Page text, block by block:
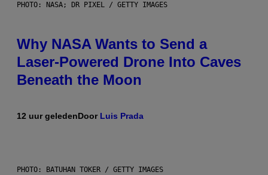
PHOTO: NASA; DR PIXEL / GETTY IMAGES
Why NASA Wants to Send a
Laser-Powered Drone Into Caves
Beneath the Moon
12 uur geledenDoor Luis Prada
PHOTO: BATUHAN TOKER / GETTY IMAGES